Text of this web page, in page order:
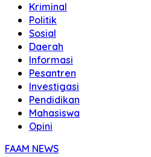
Kriminal
Politik
Sosial
Daerah
Informasi
Pesantren
Investigasi
Pendidikan
Mahasiswa
Opini
FAAM NEWS